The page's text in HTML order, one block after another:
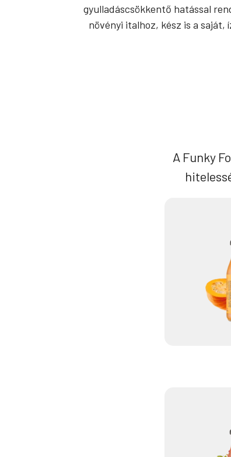
gyulladáscsökkentő hatással
növényi italhoz, kész is a
A Funky